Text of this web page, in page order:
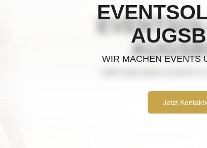
WIR MACHEN EVENTS
Jetzt